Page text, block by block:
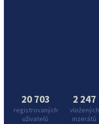
20 703
registrovaných
uživatelů
2 247
vložených
inzerátů